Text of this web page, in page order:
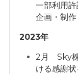
一部利用
企画・制
2023年
2月　Sky
ける感謝